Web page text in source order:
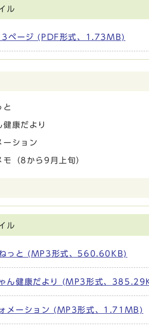
ル
ページ (PDF形式、1.73MB)
と
健康だより
ーション
モ（8から9月上旬）
ル
っと (MP3形式、560.60KB)
ん健康だより (MP3形式、
メーション (MP3形式、1.71MB)